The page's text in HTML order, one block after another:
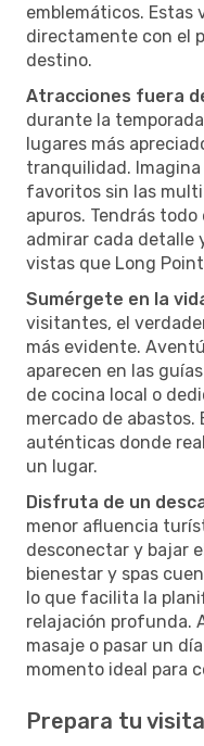
emblemáticos.
directamente con el
destino.
Atracciones fuera
durante la
lugares más
tranquilidad.
favoritos sin las
apuros. Tendrás
admirar cada detalle
vistas que Long
Sumérgete en la
visitantes, el
más evidente.
aparecen en las
de cocina local o
mercado de abastos.
auténticas donde
un lugar.
Disfruta de un
menor afluencia
desconectar y bajar
bienestar y spas
lo que facilita la
relajación profunda.
masaje o pasar un
momento ideal para
Prepara tu